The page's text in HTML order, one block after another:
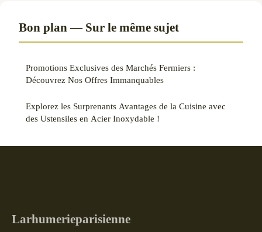
Bon plan — Sur le même sujet
Promotions Exclusives des Marchés Fermiers :
Découvrez Nos Offres Immanquables
Explorez les Surprenants Avantages de la Cuisine avec
des Ustensiles en Acier Inoxydable !
Larhumerieparisienne